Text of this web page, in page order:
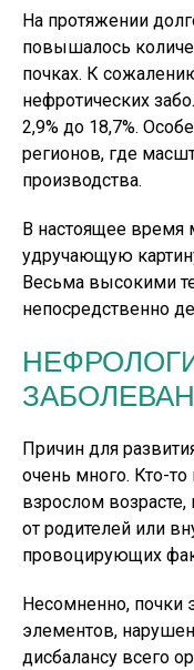
На протяжении
повышалось
почках. К
нефротических
2,9% до 18,7%.
регионов, где
производства.
В настоящее время
удручающую
Весьма высокими
непосредственно
Причин для
очень много. Кто-
взрослом
от родителей или
провоцирующих
Несомненно, почки
элементов,
дисбалансу всего